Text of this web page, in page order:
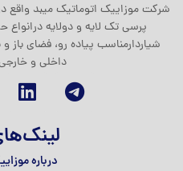
شرکت موزاييک اتوماتيک ميبد واقع
پرسی تک لایه و دولایه
شیاردارمناسب پیاده رو، فضای باز
داخلی و
درباره